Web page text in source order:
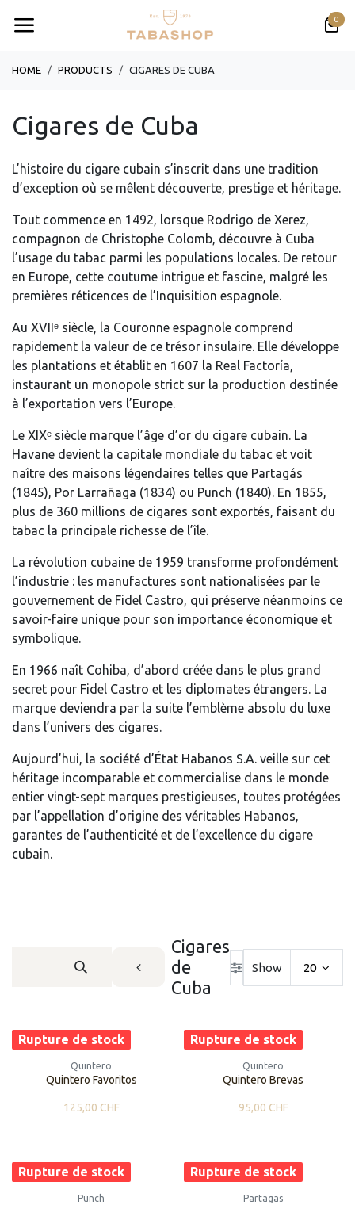
0
HOME PRODUCTS CIGARES DE CUBA
Cigares de Cuba
L’histoire du cigare cubain s’inscrit dans une tradition
d’exception où se mêlent découverte, prestige et héritage.
Tout commence en 1492, lorsque Rodrigo de Xerez,
compagnon de Christophe Colomb, découvre à Cuba
l’usage du tabac parmi les populations locales. De retour
en Europe, cette coutume intrigue et fascine, malgré les
premières réticences de l’Inquisition espagnole.
Au XVIIᵉ siècle, la Couronne espagnole comprend
rapidement la valeur de ce trésor insulaire. Elle développe
les plantations et établit en 1607 la Real Factoría,
instaurant un monopole strict sur la production destinée
à l’exportation vers l’Europe.
Le XIXᵉ siècle marque l’âge d’or du cigare cubain. La
Havane devient la capitale mondiale du tabac et voit
naître des maisons légendaires telles que Partagás
(1845), Por Larrañaga (1834) ou Punch (1840). En 1855,
plus de 360 millions de cigares sont exportés, faisant du
tabac la principale richesse de l’île.
La révolution cubaine de 1959 transforme profondément
l’industrie : les manufactures sont nationalisées par le
gouvernement de Fidel Castro, qui préserve néanmoins ce
savoir-faire unique pour son importance économique et
symbolique.
En 1966 naît Cohiba, d’abord créée dans le plus grand
secret pour Fidel Castro et les diplomates étrangers. La
marque deviendra par la suite l’emblème absolu du luxe
dans l’univers des cigares.
Aujourd’hui, la société d’État Habanos S.A. veille sur cet
héritage incomparable et commercialise dans le monde
entier vingt-sept marques prestigieuses, toutes protégées
par l’appellation d’origine des véritables Habanos,
garantes de l’authenticité et de l’excellence du cigare
cubain.
Cigares
de
Cuba
Show 20
Rupture de stock
Quintero
Quintero Favoritos
125,00 CHF
Rupture de stock
Quintero
Quintero Brevas
95,00 CHF
Rupture de stock
Punch
Rupture de stock
Partagas